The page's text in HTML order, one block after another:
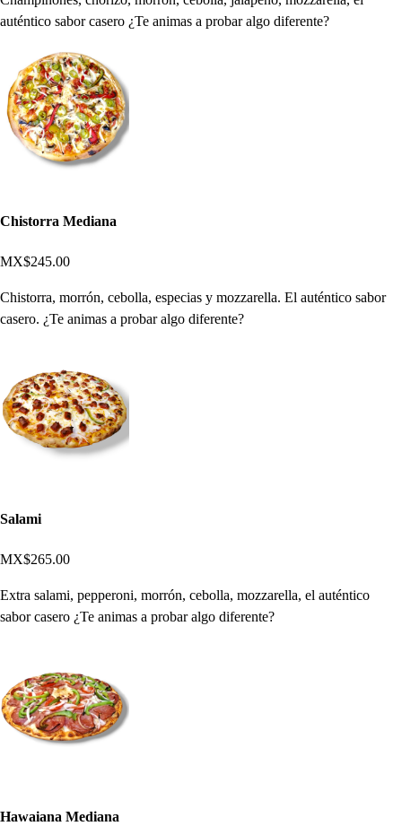
auténtico sabor casero ¿Te animas a probar algo diferente?
Chistorra Mediana
MX$245.00
Chistorra, morrón, cebolla, especias y mozzarella. El auténtico sabor
casero. ¿Te animas a probar algo diferente?
Salami
MX$265.00
Extra salami, pepperoni, morrón, cebolla, mozzarella, el auténtico
sabor casero ¿Te animas a probar algo diferente?
Hawaiana Mediana